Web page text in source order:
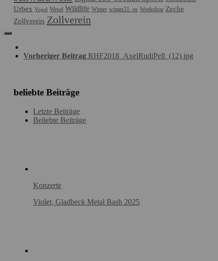
Urbex Vogel Wesel Wildlife Winter winter21_os Workshop Zeche
Zollverein Zollverein
Vorheriger Beitrag RHF2018_AxelRudiPell_(12).jpg
beliebte Beiträge
Letzte Beiträge
Beliebte Beiträge
Konzerte
Violet, Gladbeck Metal Bash 2025